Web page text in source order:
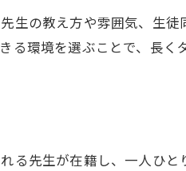
生の教え方や雰囲気、生徒
る環境を選ぶことで、長く
る先生が在籍し、一人ひと